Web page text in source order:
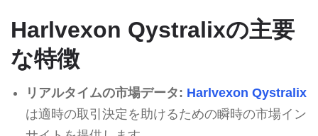
Harlvexon Qystralixの主要
な特徴
リアルタイムの市場データ: Harlvexon Qystralix
は適時の取引決定を助けるための瞬時の市場イン